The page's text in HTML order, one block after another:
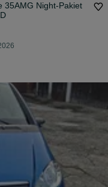
35AMG Night-Pakiet